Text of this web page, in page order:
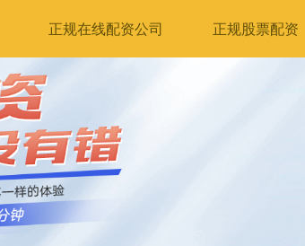
正规在线配资公司 正规股票配资